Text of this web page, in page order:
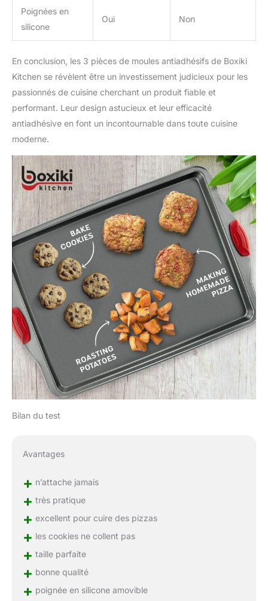
Poignées en
silicone
Oui Non
En conclusion, les 3 pièces de moules antiadhésifs de Boxiki
Kitchen se révèlent être un investissement judicieux pour les
passionnés de cuisine cherchant un produit fiable et
performant. Leur design astucieux et leur efficacité
antiadhésive en font un incontournable dans toute cuisine
moderne.
Bilan du test
Avantages
+ n’attache jamais
+ très pratique
+ excellent pour cuire des pizzas
+ les cookies ne collent pas
+ taille parfaite
+ bonne qualité
+ poignée en silicone amovible